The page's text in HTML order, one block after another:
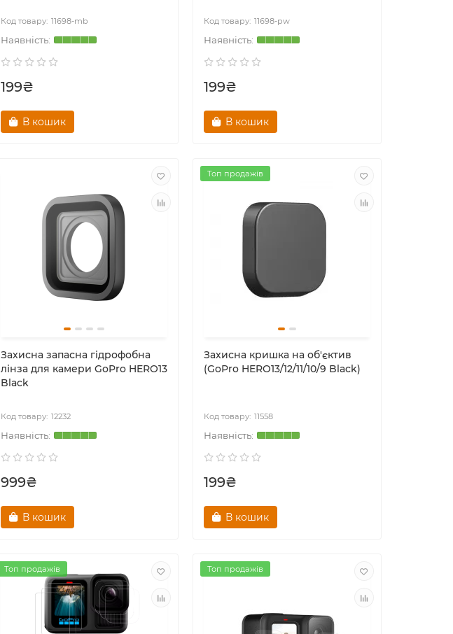
11698-mb
199₴
В кошик
11698-pw
199₴
В кошик
Захисна запасна гідрофобна
лінза для камери GoPro HERO13
Black
12232
999₴
В кошик
Топ продажів
Захисна кришка на об'єктив
(GoPro HERO13/12/11/10/9 Black)
11558
199₴
В кошик
Топ продажів Топ продажів